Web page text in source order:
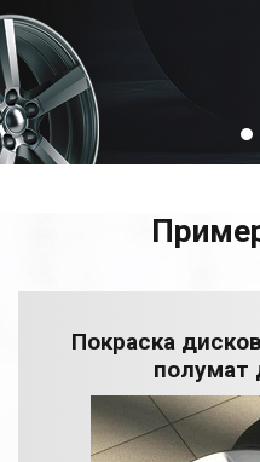
Покраска
полумат